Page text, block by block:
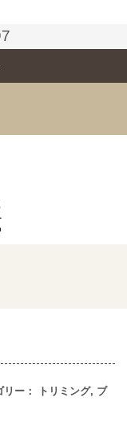
ー： トリミング, ブ